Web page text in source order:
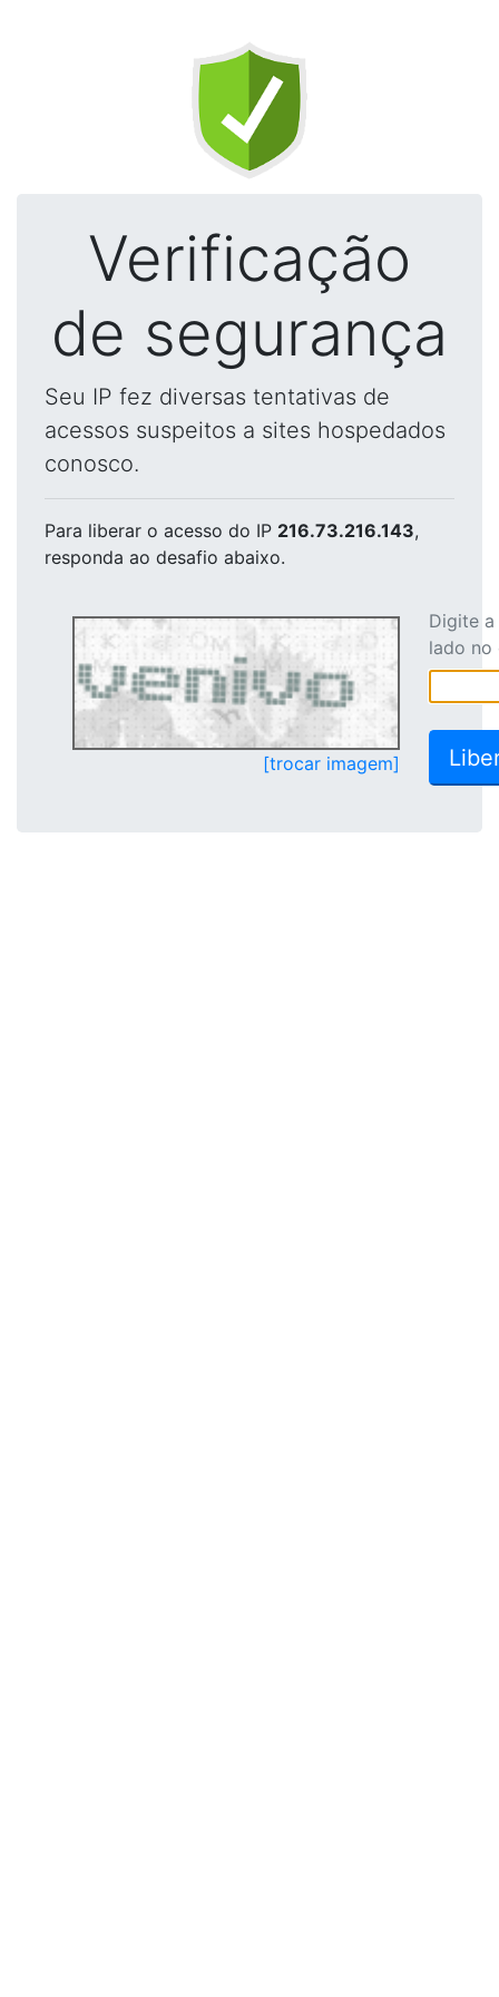
Verificação
de segurança
Seu IP fez diversas tentativas de
acessos suspeitos a sites hospedados
conosco.
Para liberar o acesso do IP 216.73.216.143,
responda ao desafio abaixo.
[trocar imagem]
Digite
lado no